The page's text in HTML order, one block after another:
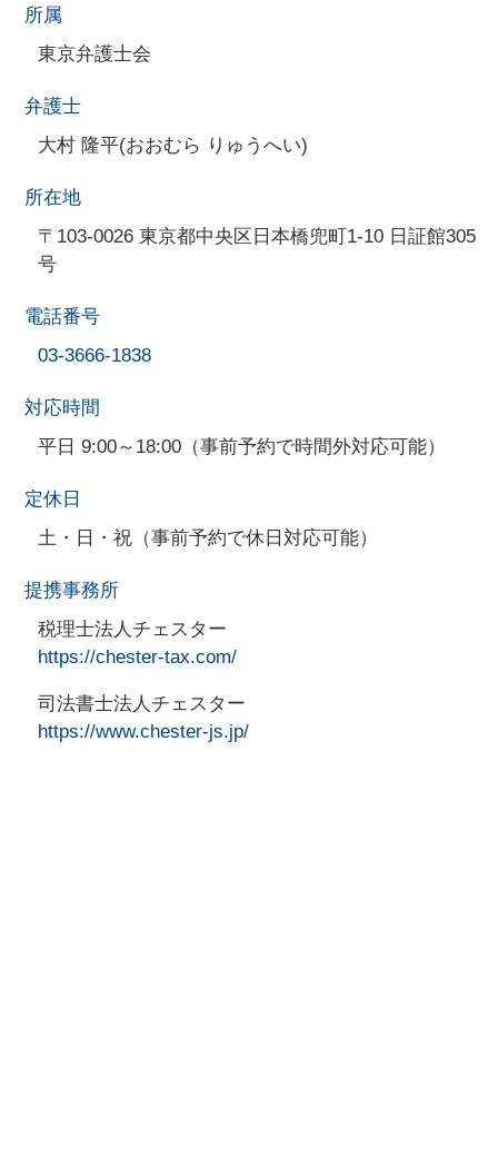
所属
東京弁護士会
弁護士
大村 隆平(おおむら りゅうへい)
所在地
〒103-0026 東京都中央区日本橋兜町1-10 日証館305
号
電話番号
03-3666-1838
対応時間
平日 9:00～18:00（事前予約で時間外対応可能）
定休日
土・日・祝（事前予約で休日対応可能）
提携事務所
税理士法人チェスター
https://chester-tax.com/
司法書士法人チェスター
https://www.chester-js.jp/